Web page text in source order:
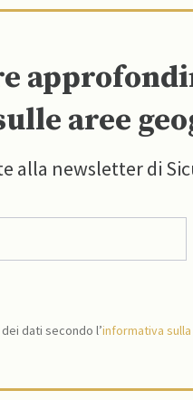
aree
alla newsletter di
dati secondo l’informativa